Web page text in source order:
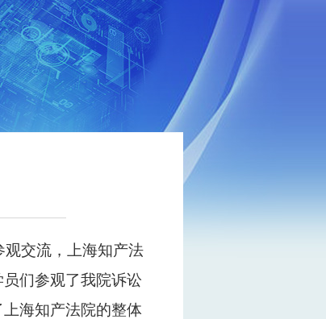
交流，上海知产法
们参观了我院诉讼
海知产法院的整体